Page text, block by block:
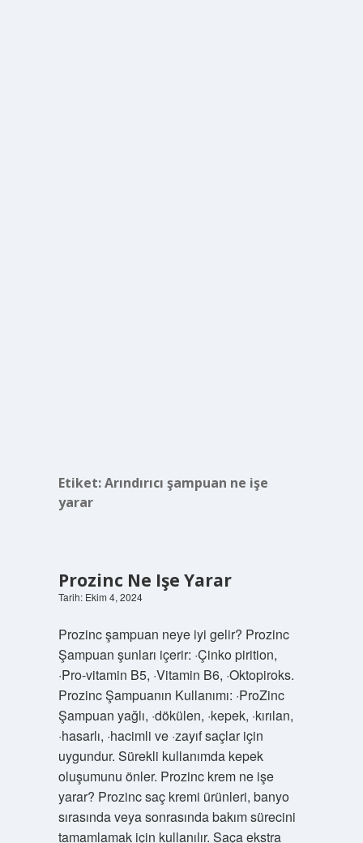
Etiket:Arındırıcı şampuan ne işe
yarar
Prozinc Ne Işe Yarar
Tarih: Ekim 4, 2024
Prozinc şampuan neye iyi gelir? Prozinc
Şampuan şunları içerir: ·Çinko pirition,
·Pro-vitamin B5, ·Vitamin B6, ·Oktopiroks.
Prozinc Şampuanın Kullanımı: ·ProZinc
Şampuan yağlı, ·dökülen, ·kepek, ·kırılan,
·hasarlı, ·hacimli ve ·zayıf saçlar için
uygundur. Sürekli kullanımda kepek
oluşumunu önler. Prozinc krem ne işe
yarar? Prozinc saç kremi ürünleri, banyo
sırasında veya sonrasında bakım sürecini
tamamlamak için kullanılır. Saça ekstra